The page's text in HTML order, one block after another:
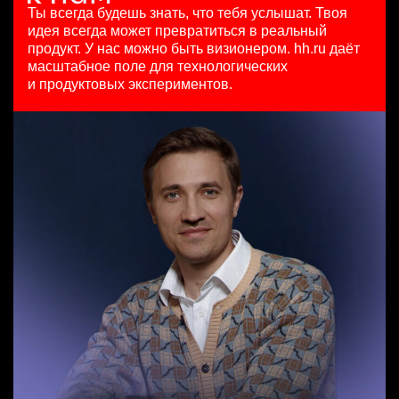
3 авг. 2026
з/п не указана
Москва
HeadHunter::Коммерческий департамент
100000 - 137000 ₽
Ярославль
Менеджер по продажам B2B
HeadHunter::Телефонные продажи
7200000 - 16800000 so'm
29 июл. 2026
з/п не указана
Москва
Специалист по рекруту респондентов для UX и CX
исследований
HeadHunter::Департамент маркетинга
5 авг. 2026
з/п не указана
Москва
Ты всегда будешь знать, что тебя услышат. Твоя
идея всегда может превратиться в реальный
продукт. У нас можно быть визионером. hh.ru даёт
масштабное поле для технологических
и продуктовых экспериментов.